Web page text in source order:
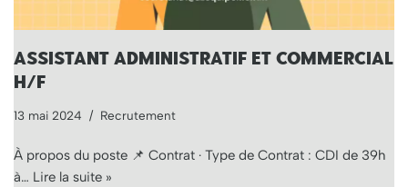
ASSISTANT ADMINISTRATIF ET COMMERCIAL
H/F
13 mai 2024 Recrutement
À propos du poste 📌 Contrat · Type de Contrat : CDI de 39h
à… Lire la suite »